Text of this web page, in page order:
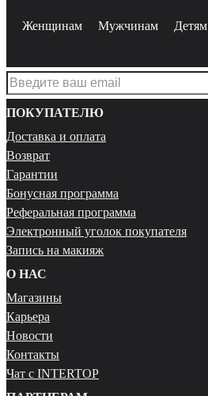
Женщинам Мужчинам Детям
ПОКУПАТЕЛЮ
Доставка и оплата
Возврат
Гарантии
Бонусная программа
Реферальная программа
Электронный уголок покупателя
Запись на макияж
О НАС
Магазины
Карьера
Новости
Контакты
Чат с INTERTOP